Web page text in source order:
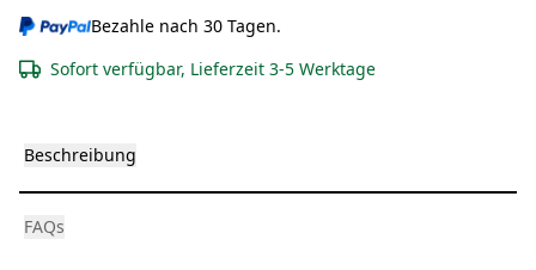
Bezahle nach 30 Tagen.
Sofort verfügbar, Lieferzeit 3-5 Werktage
Beschreibung
FAQs